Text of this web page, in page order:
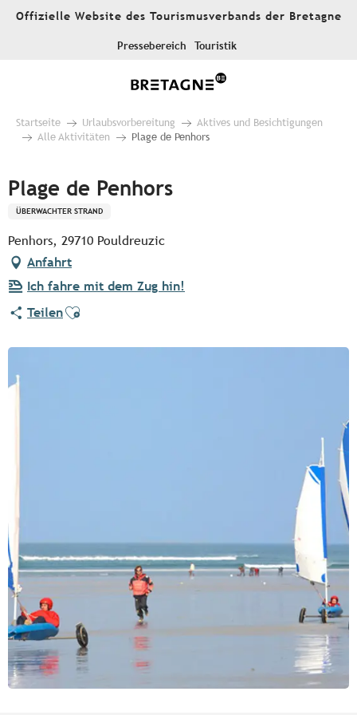
AllerOffizielle Website des Tourismusverbands der Bretagne
Pressebereich Touristik
Startseite Urlaubsvorbereitung
Aktives und Besichtigungen
Alle Aktivitäten
Plage de Penhors
Plage de Penhors
ÜBERWACHTER STRAND
Penhors, 29710 Pouldreuzic
Anfahrt
Ich fahre mit dem Zug hin!
TeilenAjouter aux favoris